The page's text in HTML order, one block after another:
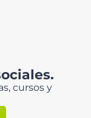
cursos y